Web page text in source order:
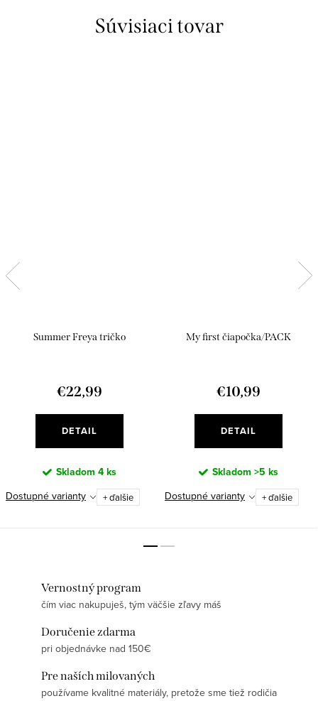
Súvisiaci tovar
Summer Freya tričko
€22,99
DETAIL
Skladom 4 ks
Dostupné varianty + ďalšie
My first čiapočka/PACK
€10,99
DETAIL
Skladom >5 ks
Dostupné varianty + ďalšie
Vernostný program
čím viac nakupuješ, tým väčšie zľavy máš
Doručenie zdarma
pri objednávke nad 150€
Pre naších milovaných
používame kvalitné materiály, pretože sme tiež rodičia